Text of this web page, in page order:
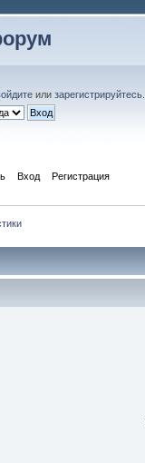
илизарегистрируйтесь
Вход Регистрация